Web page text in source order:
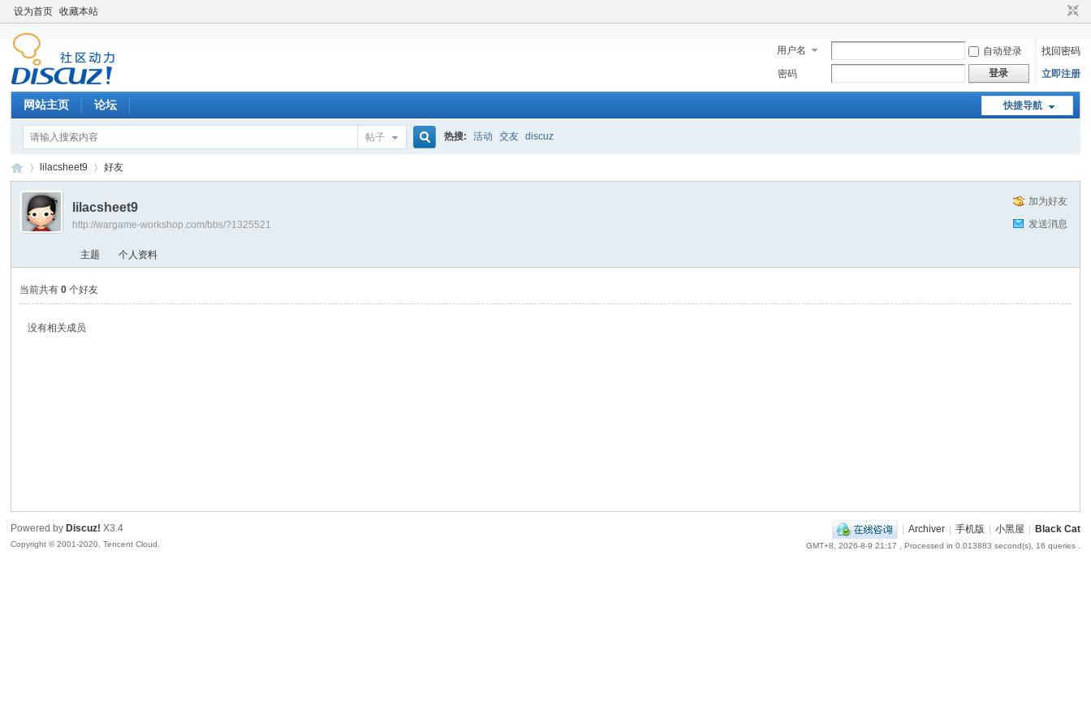
设为首页 收藏本站
用户名 自动登录
找回密码
密码
登录 立即注册
快捷导航
网站主页 论坛
帖子 热搜: 活动 交友 discuz
›
lilacsheet9 好友
加为好友
发送消息
lilacsheet9
http://wargame-workshop.com/bbs/?1325521
主题 个人资料
当前共有0 个好友
没有相关成员
| Archiver | 手机版 | 小黑屋 | Black Cat
GMT+8, 2026-8-9 21:17 , Processed in 0.013883 second(s), 16 queries .
Powered by Discuz! X3.4
Copyright © 2001-2020, Tencent Cloud.